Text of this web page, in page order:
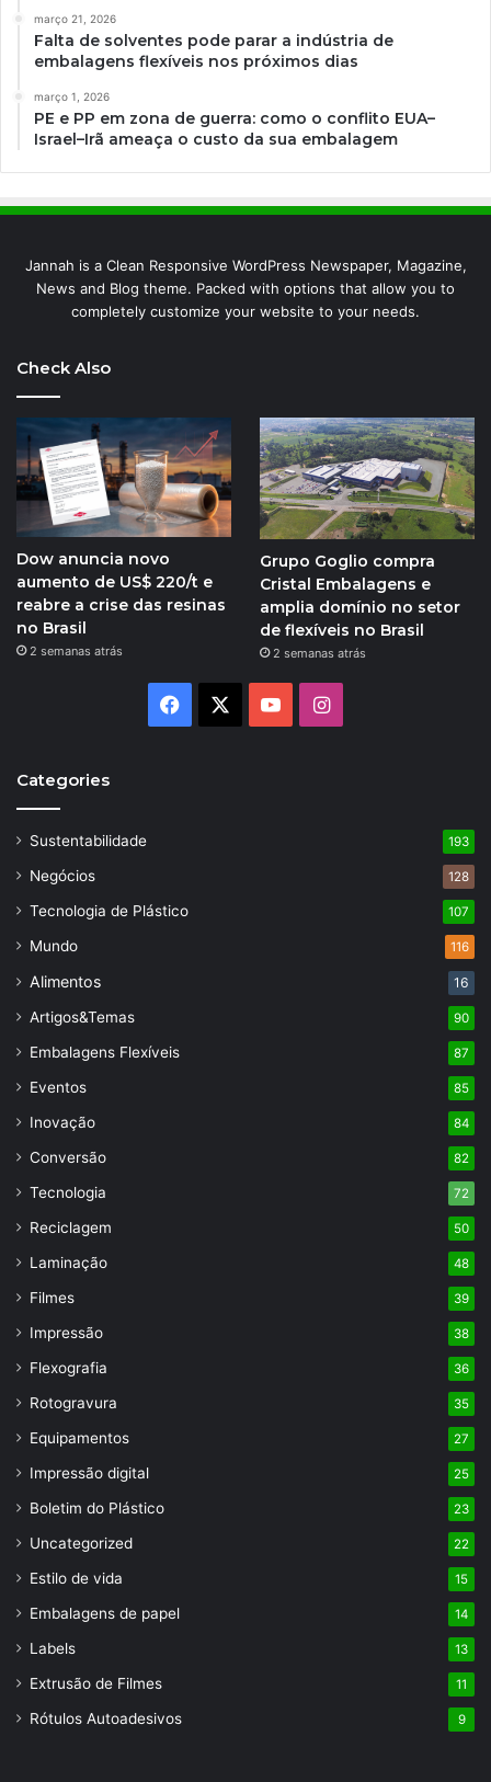
março 21, 2026
Falta de solventes pode parar a indústria de
embalagens flexíveis nos próximos dias
março 1, 2026
PE e PP em zona de guerra: como o conflito EUA–
Israel–Irã ameaça o custo da sua embalagem
Jannah is a Clean Responsive WordPress Newspaper, Magazine,
News and Blog theme. Packed with options that allow you to
completely customize your website to your needs.
Check Also
Dow anuncia novo
aumento de US$ 220/t e
reabre a crise das resinas
no Brasil
2 semanas atrás
Grupo Goglio compra
Cristal Embalagens e
amplia domínio no setor
de flexíveis no Brasil
2 semanas atrás
Facebook YouTubeInstagram
Categories
Sustentabilidade 193
Negócios 128
Tecnologia de Plástico 107
Mundo 116
Alimentos 16
Artigos&Temas 90
Embalagens Flexíveis 87
Eventos 85
Inovação 84
Conversão 82
Tecnologia 72
Reciclagem 50
Laminação 48
Filmes 39
Impressão 38
Flexografia 36
Rotogravura 35
Equipamentos 27
Impressão digital 25
Boletim do Plástico 23
Uncategorized 22
Estilo de vida 15
Embalagens de papel 14
Labels 13
Extrusão de Filmes 11
Rótulos Autoadesivos 9